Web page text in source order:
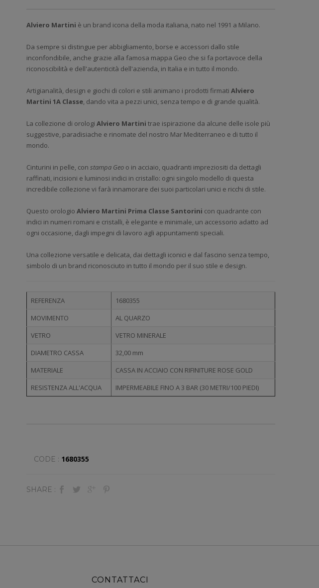
Alviero Martini è un brand icona della moda italiana, nato nel 1991 a Milano.
Da sempre si distingue per abbigliamento, borse e accessori dallo stile
inconfondibile, anche grazie alla famosa mappa Geo che si fa portavoce della
riconoscibilità e dell'autenticità dell'azienda, in Italia e in tutto il mondo.
Artigianalità, design e giochi di colori e stili animano i prodotti firmati Alviero
Martini 1A Classe, dando vita a pezzi unici, senza tempo e di grande qualità.
La collezione di orologi Alviero Martini trae ispirazione da alcune delle isole più
suggestive, paradisiache e rinomate del nostro Mar Mediterraneo e di tutto il
mondo.
Cinturini in pelle, con stampa Geo o in acciaio, quadranti impreziositi da dettagli
raffinati, incisioni e luminosi indici in cristallo: ogni singolo modello di questa
incredibile collezione vi farà innamorare dei suoi particolari unici e ricchi di stile.
Questo orologio Alviero Martini Prima Classe Santorini con quadrante con
indici in numeri romani e cristalli, è elegante e minimale, un accessorio adatto ad
ogni occasione, dagli impegni di lavoro agli appuntamenti speciali.
Una collezione versatile e delicata, dai dettagli iconici e dal fascino senza tempo,
simbolo di un brand riconosciuto in tutto il mondo per il suo stile e design.
REFERENZA
1680355
MOVIMENTO
AL QUARZO
VETRO
VETRO MINERALE
DIAMETRO CASSA
32,00 mm
MATERIALE
CASSA IN ACCIAIO CON RIFINITURE ROSE GOLD
RESISTENZA ALL'ACQUA
IMPERMEABILE FINO A 3 BAR (30 METRI/100 PIEDI)
CODE : 1680355
SHARE :
CONTATTACI